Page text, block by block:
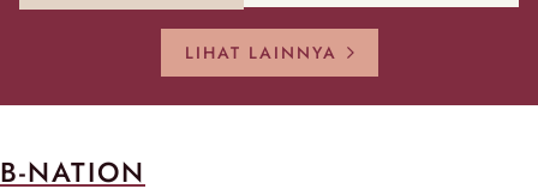
LIHAT LAINNYA
B-NATION